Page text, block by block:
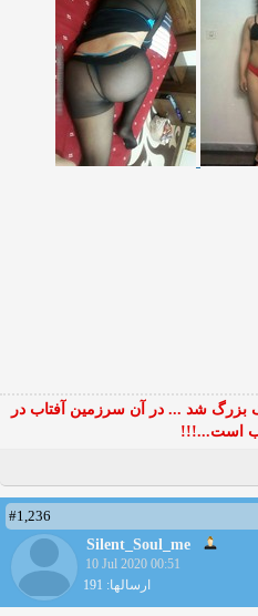
بزرگ شد ... در آن سرزمین آفتاب در
است...!!!
#1,236
Silent_Soul_me
10 Jul 2020 00:51
ارسالها: 191